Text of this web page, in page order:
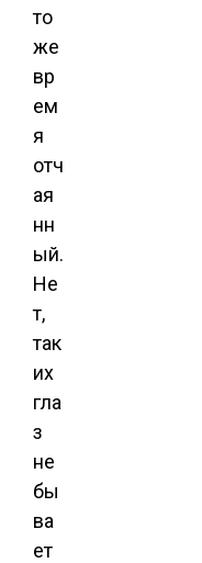
то
же
вр
ем
я
отч
ая
нн
ый.
Не
т,
так
их
гла
з
не
бы
ва
ет